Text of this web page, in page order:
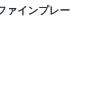
ァインプレー